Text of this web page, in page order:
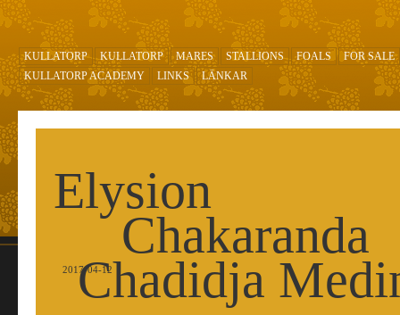
KULLATORP KULLATORP MARES STALLIONS FOALS
FOR SALE
KULLATORP ACADEMY
LINKS LÄNKAR
Elysion
Chakaranda
Chadidja
2017-04-12